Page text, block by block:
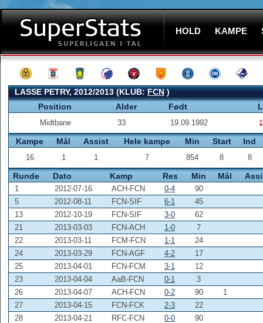
HOLD KAMPE
LASSE PETRY, 2012/2013 (KLUB:FCN)
Position
Alder Født
Midtbane 33 19.09.1992
Kampe Mål Assist Hele kampe Min Start Ind
16 1 1 7 854 8 8
Runde Dato Kamp Res Min Mål
1 2012-07-16 ACH-FCN 0-4
90
5
2012-08-11 FCN-SIF 6-1
45
13
2012-10-19 FCN-SIF 3-0
62
21
2013-03-03 FCN-ACH 1-0
7
22
2013-03-11 FCM-FCN 1-1
24
24
2013-03-29 FCN-AGF 4-2
17
25
2013-04-01 FCN-FCM 3-1
12
23
2013-04-04 AaB-FCN 0-1
3
26
2013-04-07 ACH-FCN 0-2 90
1
27
2013-04-15 FCN-FCK 2-3
22
28
2013-04-21 RFC-FCN 0-0
90